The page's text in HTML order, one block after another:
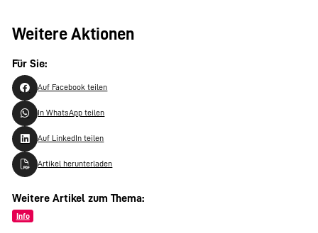
Weitere Aktionen
Für Sie:
Auf Facebook teilen
In WhatsApp teilen
Auf LinkedIn teilen
Artikel herunterladen
Weitere Artikel zum Thema:
Info